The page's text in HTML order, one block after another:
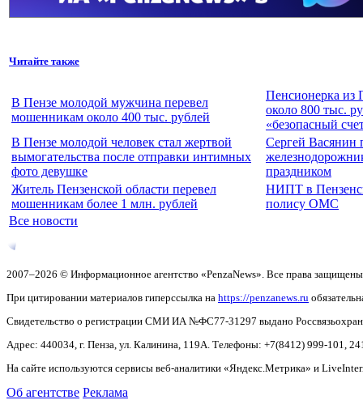
Читайте также
В Пензе молодой мужчина перевел
мошенникам около 400 тыс. рублей
Пенсионерка из
около 800 тыс.
«безопасный
В Пензе молодой человек стал жертвой
вымогательства после отправки интимных
фото девушке
Сергей Васянин
праздником
Житель Пензенской области перевел
мошенникам более 1 млн. рублей
НИПТ в
полису ОМС
Все новости
2007–2026 © Информационное агентство «PenzaNews». Все права
При цитировании материалов гиперссылка на https://penzanews.ru
Свидетельство о регистрации СМИ ИА №ФС77-31297 выдано
Адрес: 440034, г. Пенза, ул. Калинина, 119А. Телефоны: +7(8412) 999-101,
На сайте используются сервисы веб-аналитики «Яндекс.Метрика» и
Об агентстве Реклама